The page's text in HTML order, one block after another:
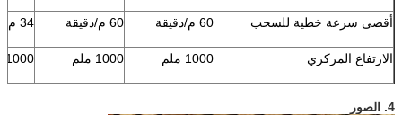
أقصى سرعة خطية للسحب 60 م/دقيقة 60 م/دقيقة 34 م/دقيقة
الارتفاع المركزي 1000 ملم 1000 ملم 1000 ملم
4. الصور